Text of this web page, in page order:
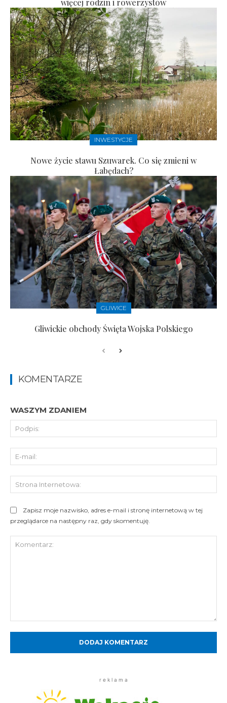
więcej rodzin i rowerzystów
INWESTYCJE
Nowe życie stawu Szuwarek. Co się zmieni w
Łabędach?
GLIWICE
Gliwickie obchody Święta Wojska Polskiego
KOMENTARZE
WASZYM ZDANIEM
Zapisz moje nazwisko, adres e-mail i stronę internetową w tej
przeglądarce na następny raz, gdy skomentuję.
r e k l a m a